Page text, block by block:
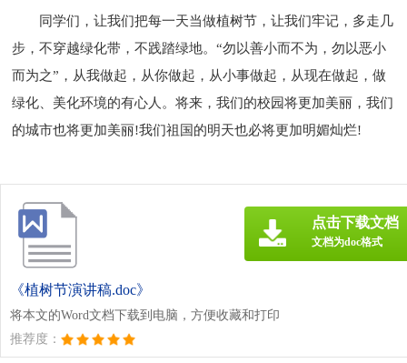
同学们，让我们把每一天当做植树节，让我们牢记，多走几
步，不穿越绿化带，不践踏绿地。“勿以善小而不为，勿以恶小
而为之”，从我做起，从你做起，从小事做起，从现在做起，做
绿化、美化环境的有心人。将来，我们的校园将更加美丽，我们
的城市也将更加美丽!我们祖国的明天也必将更加明媚灿烂!
《植树节演讲稿.doc》
将本文的Word文档下载到电脑，方便收藏和打印
推荐度：
点击下载文档
文档为doc格式